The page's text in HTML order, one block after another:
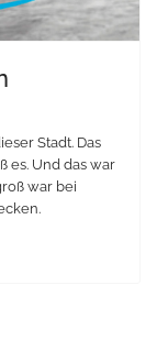
Stadt. Das
es. Und das war
war bei